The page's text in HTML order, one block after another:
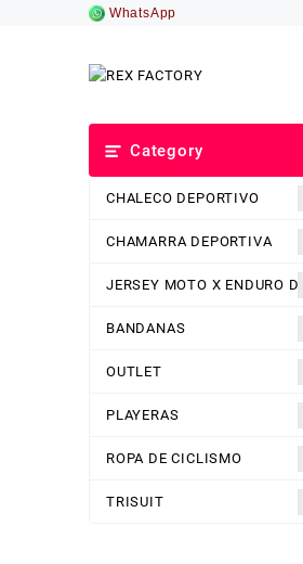
WhatsApp
Category
CHALECO DEPORTIVO
CHAMARRA DEPORTIVA
JERSEY MOTO X ENDURO DH
BANDANAS
OUTLET
PLAYERAS
ROPA DE CICLISMO
TRISUIT